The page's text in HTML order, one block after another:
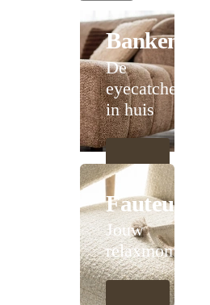
Banken
De
eyecatcher
in huis
Fauteuils
Jouw
relaxmoment